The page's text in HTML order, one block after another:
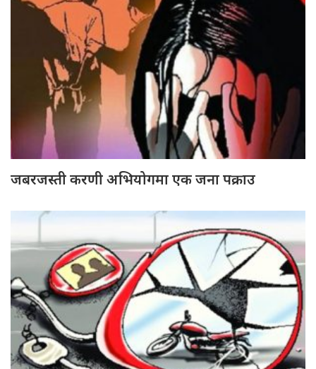
जबरजस्ती करणी अभियोगमा एक जना पक्राउ